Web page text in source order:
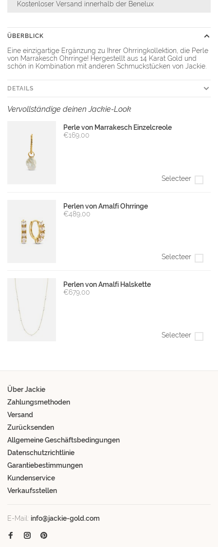
Kostenloser Versand innerhalb der Benelux
ÜBERBLICK
Eine einzigartige Ergänzung zu Ihrer Ohrringkollektion, die Perle
von Marrakesch Ohrringe! Hergestellt aus 14 Karat Gold und
schön in Kombination mit anderen Schmuckstücken von Jackie.
DETAILS
Vervollständige deinen Jackie-Look
Perle von Marrakesch Einzelcreole
€169,00
Selecteer
Perlen von Amalfi Ohrringe
€489,00
Selecteer
Perlen von Amalfi Halskette
€679,00
Selecteer
Über Jackie
Zahlungsmethoden
Versand
Zurücksenden
Allgemeine Geschäftsbedingungen
Datenschutzrichtlinie
Garantiebestimmungen
Kundenservice
Verkaufsstellen
E-Mail: info@jackie-gold.com